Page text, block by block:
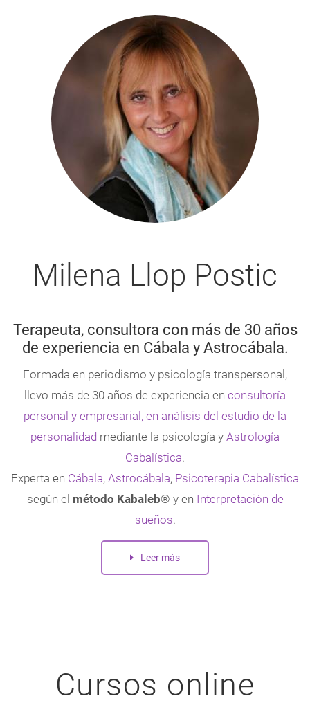
Milena Llop Postic
Terapeuta, consultora con más de 30 años
de experiencia en Cábala y Astrocábala.
Formada en periodismo y psicología transpersonal,
llevo más de 30 años de experiencia en consultoría
personal y empresarial, en análisis del estudio de la
personalidad mediante la psicología y Astrología
Cabalística.
Experta en Cábala, Astrocábala, Psicoterapia Cabalística
según el método Kabaleb® y en Interpretación de
sueños.
Leer más
Cursos online